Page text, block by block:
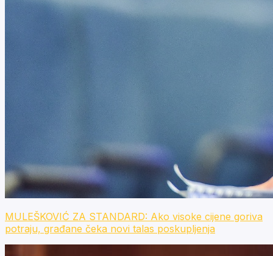
MULEŠKOVIĆ ZA STANDARD: Ako visoke cijene goriva
potraju, građane čeka novi talas poskupljenja